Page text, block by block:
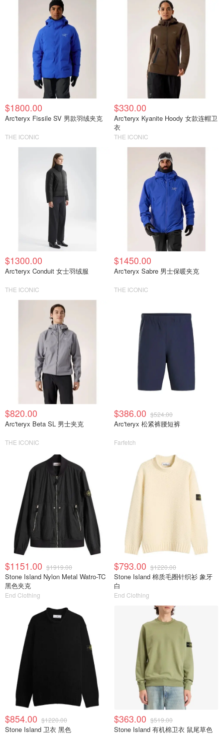
$1800.00
Arc'teryx Fissile SV 男款羽绒夹克
THE ICONIC
$330.00
Arc'teryx Kyanite Hoody 女款连帽卫
衣
THE ICONIC
$1300.00
Arc'teryx Conduit 女士羽绒服
THE ICONIC
$1450.00
Arc'teryx Sabre 男士保暖夹克
THE ICONIC
$820.00
Arc'teryx Beta SL 男士夹克
THE ICONIC
$386.00 $524.00
Arc'teryx 松紧裤腰短裤
Farfetch
$1151.00 $1919.00
Stone Island Nylon Metal Watro-TC
黑色夹克
End Clothing
$793.00 $1220.00
Stone Island 棉质毛圈针织衫 象牙
白
End Clothing
$854.00 $1220.00
Stone Island 卫衣 黑色
$363.00 $519.00
Stone Island 有机棉卫衣 鼠尾草色